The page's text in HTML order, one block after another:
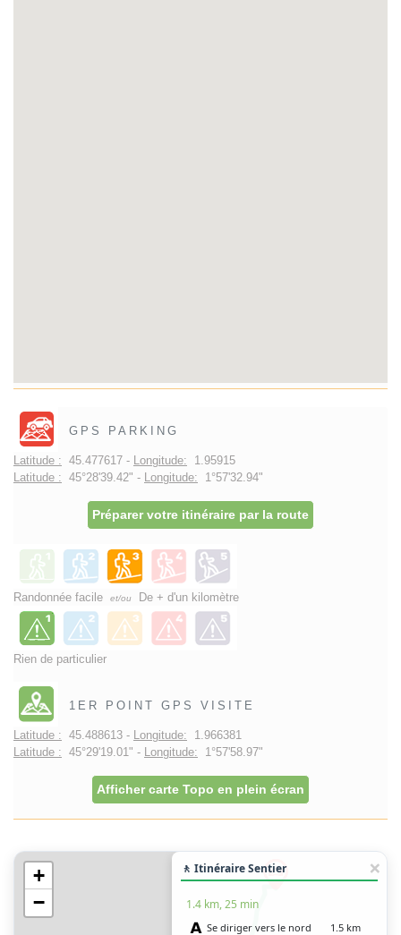
GPS PARKING
Latitude : 45.477617 - Longitude: 1.95915
Latitude : 45°28'39.42" - Longitude: 1°57'32.94"
Préparer votre itinéraire par la route
Randonnée facile et/ou De + d'un kilomètre
Rien de particulier
1ER POINT GPS VISITE
Latitude : 45.488613 - Longitude: 1.966381
Latitude : 45°29'19.01" - Longitude: 1°57'58.97"
Afficher carte Topo en plein écran
+
−
🚶 Itinéraire Sentier
1.4 km, 25 min
Se diriger vers le nord
1.5 km